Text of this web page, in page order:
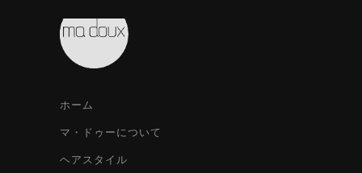
ホーム
マ・ドゥーについて
ヘアスタイル